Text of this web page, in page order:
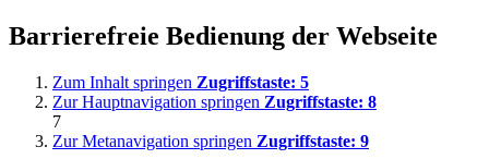
Barrierefreie Bedienung der Webseite
Zum Inhalt springen Zugriffstaste: 5
Zur Hauptnavigation springen Zugriffstaste: 8
7
Zur Metanavigation springen Zugriffstaste: 9